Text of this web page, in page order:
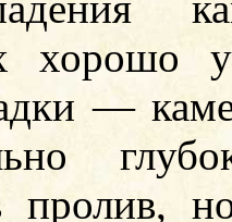
хорошо
—
пролив,